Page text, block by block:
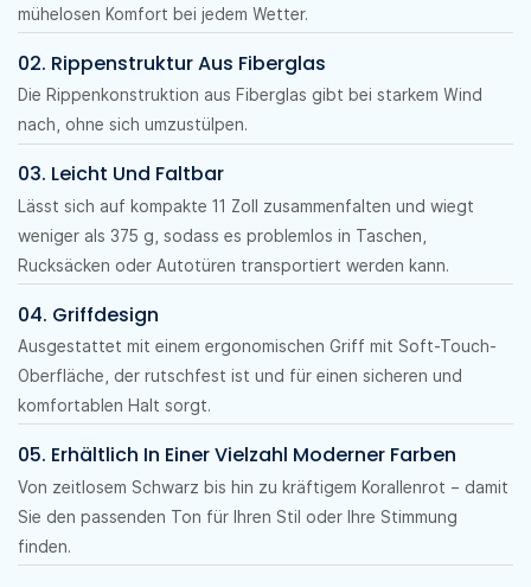
mühelosen Komfort bei jedem Wetter.
02. Rippenstruktur Aus Fiberglas
Die Rippenkonstruktion aus Fiberglas gibt bei starkem Wind
nach, ohne sich umzustülpen.
03. Leicht Und Faltbar
Lässt sich auf kompakte 11 Zoll zusammenfalten und wiegt
weniger als 375 g, sodass es problemlos in Taschen,
Rucksäcken oder Autotüren transportiert werden kann.
04. Griffdesign
Ausgestattet mit einem ergonomischen Griff mit Soft-Touch-
Oberfläche, der rutschfest ist und für einen sicheren und
komfortablen Halt sorgt.
05. Erhältlich In Einer Vielzahl Moderner Farben
Von zeitlosem Schwarz bis hin zu kräftigem Korallenrot – damit
Sie den passenden Ton für Ihren Stil oder Ihre Stimmung
finden.